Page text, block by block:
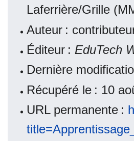
Laferrière/Grille
Auteur :
Éditeur : EduTech
Dernière
Récupéré le : 10
URL permanente :